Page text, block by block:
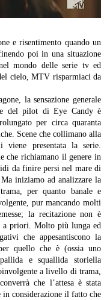
e risentimento quando un
poi in una situazione
mondo delle serie tv ed
cielo, MTV risparmiaci da
la sensazione generale
del pilot di Eye Candy è
per circa quaranta
Scene che collimano alla
presentata la serie.
che richiamano il genere in
da finire persi nel mare di
Ma iniziamo ad analizzare la
per quanto banale e
pur mancando molti
la recitazione non è
a priori. Molto più lunga ed
che appesantiscono la
quello che è (ossia uno
e squallida storiella
a livello di trama,
che l’attesa è stata
in considerazione il fatto che